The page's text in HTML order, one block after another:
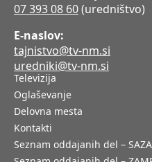
07 393 08 60(uredništvo)
E-naslov:
tajnistvo@tv-nm.si
uredniki@tv-nm.si
Televizija
Oglaševanje
Delovna mesta
Kontakti
Seznam oddajanih del –